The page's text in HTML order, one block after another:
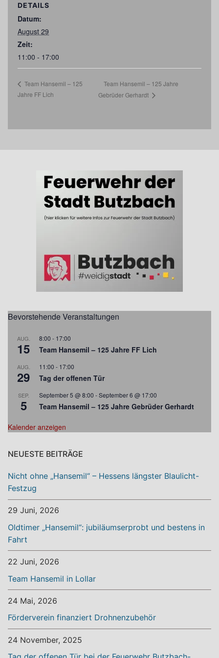
DETAILS
Datum:
August 29
Zeit:
11:00 - 17:00
Team Hansemil – 125
Jahre FF Lich
Team Hansemil – 125 Jahre
Gebrüder Gerhardt
Bevorstehende Veranstaltungen
AUG.
15
8:00 - 17:00
Team Hansemil – 125 Jahre FF Lich
AUG.
29
11:00 - 17:00
Tag der offenen Tür
SEP.
5
September 5 @ 8:00 -September 6 @ 17:00
Team Hansemil – 125 Jahre Gebrüder Gerhardt
Kalender anzeigen
NEUESTE BEITRÄGE
Nicht ohne „Hansemil“ – Hessens längster Blaulicht-
Festzug
29 Juni, 2026
Oldtimer „Hansemil“: jubiläumserprobt und bestens in
Fahrt
22 Juni, 2026
Team Hansemil in Lollar
24 Mai, 2026
Förderverein finanziert Drohnenzubehör
24 November, 2025